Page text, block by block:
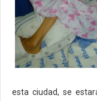
esta ciudad, se